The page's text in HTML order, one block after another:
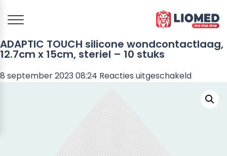
ADAPTIC TOUCH silicone wondcontactlaag,
12.7cm x 15cm, steriel – 10 stuks
8 september 2023 08:24 Reacties uitgeschakeldvoor
ADAPTIC
TOUCH